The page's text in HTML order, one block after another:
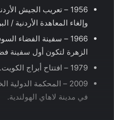
1956 – تعريب الجيش
وإلغاء المعاهدة الأردنية /
الزهرة لتكون أول سفينة
1979 – افتتاح أبراج الكويت.
2009 – المحكمة الدولية
في مدينة لاهاي الهولندية.